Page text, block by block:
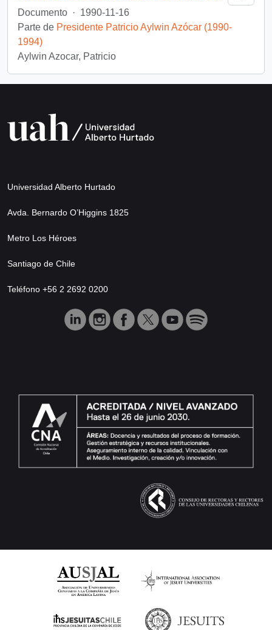
Documento · 1990-11-16
Parte de Presidente Patricio Aylwin Azócar (1990-
1994)
Aylwin Azocar, Patricio
Universidad Alberto Hurtado
Avda. Bernardo O’Higgins 1825
Metro Los Héroes
Santiago de Chile
Teléfono +56 2 2692 0200